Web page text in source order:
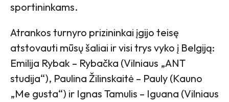
sportininkams.
Atrankos turnyro prizininkai įgijo teisę
atstovauti mūsų šaliai ir visi trys vyko į Belgiją:
Emilija Rybak – Rybačka (Vilniaus „ANT
studija“), Paulina Žilinskaitė – Pauly (Kauno
„Me gusta“) ir Ignas Tamulis – Iguana (Vilniaus